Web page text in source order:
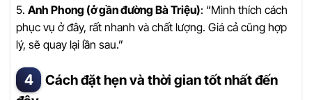
5. Anh Phong (ở gần đường Bà Triệu): “Mình thích cách
phục vụ ở đây, rất nhanh và chất lượng. Giá cả cũng hợp
lý, sẽ quay lại lần sau.”
Cách đặt hẹn và thời gian tốt nhất đến